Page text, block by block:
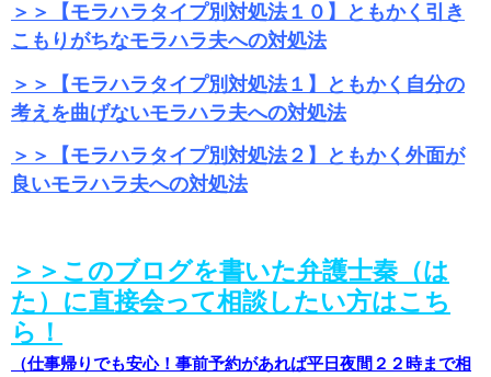
＞＞【モラハラタイプ別対処法１０】ともかく引き
こもりがちなモラハラ夫への対処法
＞＞【モラハラタイプ別対処法１】ともかく自分の
考えを曲げないモラハラ夫への対処法
＞＞【モラハラタイプ別対処法２】ともかく外面が
良いモラハラ夫への対処法
＞＞このブログを書いた弁護士秦（は
た）に直接会って相談したい方はこち
ら！
（仕事帰りでも安心！事前予約があれば平日夜間２２時まで相